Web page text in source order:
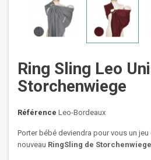
Ring Sling Leo
Storchenwiege
Référence Leo-Bordeaux
Porter bébé deviendra pour vous un
nouveau RingSling de Storchenwiege